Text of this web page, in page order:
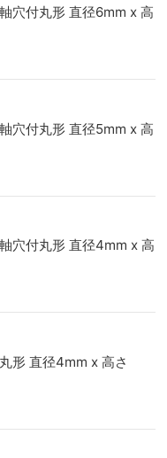
穴付丸形 直径6mm x 高
穴付丸形 直径5mm x 高
穴付丸形 直径4mm x 高
形 直径4mm x 高さ